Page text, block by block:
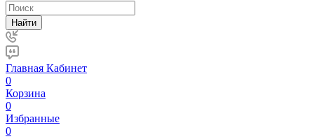
Найти
Главная Кабинет
0
Корзина
0
Избранные
0